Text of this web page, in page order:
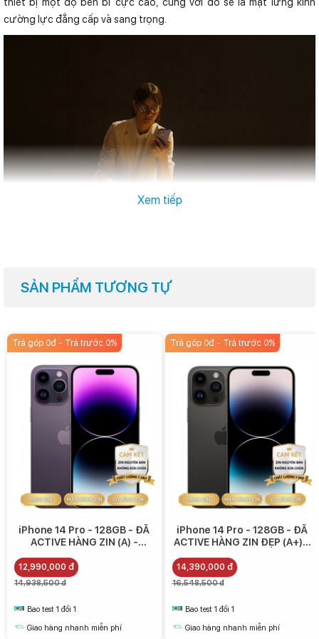
thiết bị một độ bền bỉ cực cao, cùng với đó sẽ là mặt lưng kính
cường lực đẳng cấp và sang trọng.
cũng như ứng dụng nặng mà còn tối ưu tiết kiệm điện hơn.
Apple cho biết A16 Bionic là bộ vi xử lý di động nhanh và mạnh nhất
tính mỗi giây, giúp cải thiện hiệu năng tính toán của cả CPU và GPU.
Xem tiếp
SẢN PHẨM TƯƠNG TỰ
Trả góp 0đ - Trả trước 0%
iPhone 14 Pro - 128GB - ĐÃ
ACTIVE HÀNG ZIN (A) -
12,990,000 đ
14,938,500 đ
Bao test 1 đổi 1
Giao hàng nhanh miễn phí
Trả góp 0đ - Trả trước 0%
iPhone 14 Pro - 128GB - ĐÃ
ACTIVE HÀNG ZIN ĐẸP (A+) -
14,390,000 đ
16,548,500 đ
Bao test 1 đổi 1
Giao hàng nhanh miễn phí